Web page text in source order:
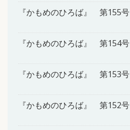
『かもめのひろば』 第155号
『かもめのひろば』 第154号
『かもめのひろば』 第153号
『かもめのひろば』 第152号